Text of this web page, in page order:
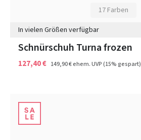
17 Farben
In vielen Größen verfügbar
Schnürschuh Turna frozen
127,40 € 149,90 €ehem. UVP(15% gespart)